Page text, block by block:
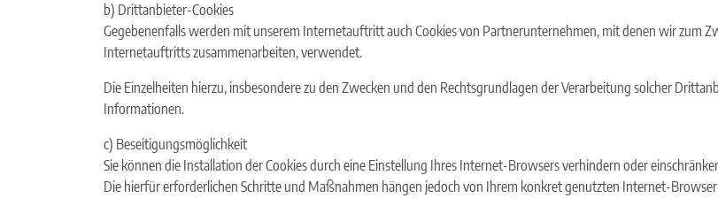
b) Drittanbieter-Cookies
Gegebenenfalls werden mit unserem Internetauftritt auch Cookies von Partnerunternehmen, mit denen wir zum
Internetauftritts zusammenarbeiten, verwendet.
Die Einzelheiten hierzu, insbesondere zu den Zwecken und den Rechtsgrundlagen der Verarbeitung solcher
Informationen.
c) Beseitigungsmöglichkeit
Sie können die Installation der Cookies durch eine Einstellung Ihres Internet-Browsers verhindern oder
Die hierfür erforderlichen Schritte und Maßnahmen hängen jedoch von Ihrem konkret genutzten Internet-